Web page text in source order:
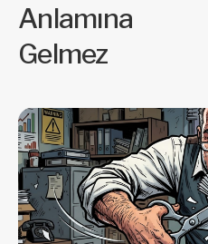
Anlamına
Gelmez